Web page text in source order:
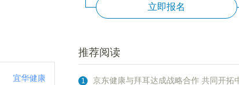
宜华健康
立即报名
推荐阅读
1
京东健康与拜耳达成战略合作 共同开拓